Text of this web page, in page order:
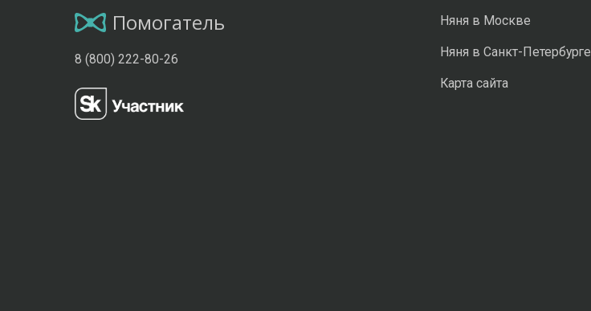
Помогатель
8 (800) 222-80-26
Няня в Москве
Няня в Санкт-Петербурге
Карта сайта